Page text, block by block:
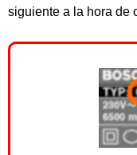
siguiente a la hora de